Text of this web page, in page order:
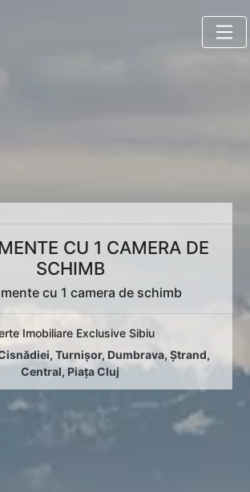
CU 1 CAMERA DE
SCHIMB
cu 1 camera de schimb
Imobiliare Exclusive Sibiu
,Turnișor, Dumbrava,Ștrand,
Central,Piața Cluj